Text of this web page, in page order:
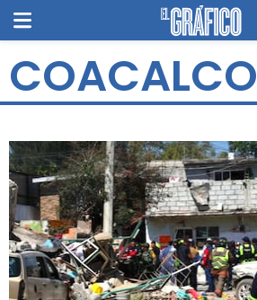
COACALCO